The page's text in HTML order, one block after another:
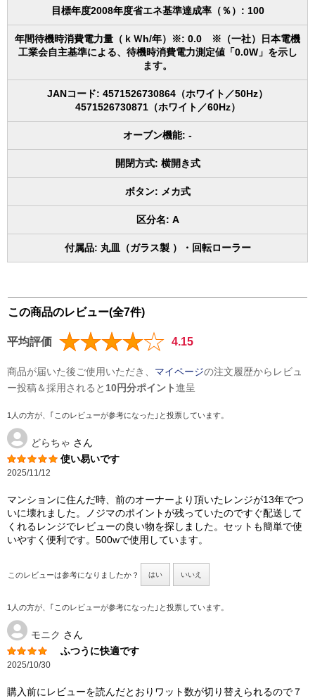
目標年度2008年度省エネ基準達成率（％）: 100
年間待機時消費電力量（ｋＷh/年）※: 0.0 ※（一社）日本電機
工業会自主基準による、待機時消費電力測定値「0.0W」を示し
ます。
JANコード: 4571526730864（ホワイト／50Hz）
4571526730871（ホワイト／60Hz）
オーブン機能: -
開閉方式: 横開き式
ボタン: メカ式
区分名: A
付属品: 丸皿（ガラス製 ）・回転ローラー
この商品のレビュー(全7件)
平均評価 4.15
商品が届いた後ご使用いただき、 マイページの注文履歴からレビュ
ー投稿＆採用されると 10円分ポイント進呈
1人の方が、｢このレビューが参考になった｣と投票しています。
どらちゃ さん
使い易いです
2025/11/12
マンションに住んだ時、前のオーナーより頂いたレンジが13年でつ
いに壊れました。ノジマのポイントが残っていたのですぐ配送して
くれるレンジでレビューの良い物を探しました。セットも簡単で使
いやすく便利です。500wで使用しています。
このレビューは参考になりましたか？ はい いいえ
1人の方が、｢このレビューが参考になった｣と投票しています。
モニク さん
ふつうに快適です
2025/10/30
購入前にレビューを読んだとおりワット数が切り替えられるので７